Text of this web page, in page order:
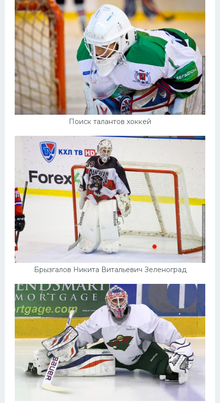
Поиск талантов хоккей
Брызгалов Никита Витальевич Зеленоград